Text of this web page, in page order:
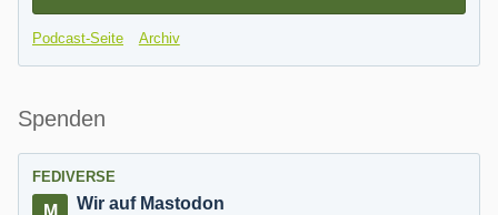
Podcast-Seite Archiv
Spenden
FEDIVERSE
Wir auf Mastodon